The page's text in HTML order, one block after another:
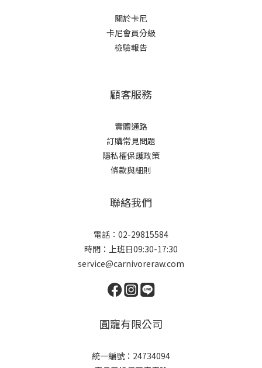
關於卡尼
卡尼會員分級
檢驗報告
顧客服務
實體通路
訂購常見問題
隱私權保護政策
條款與細則
聯絡我們
電話：02-29815584
時間：上班日09:30-17:30
service@carnivoreraw.com
圓寵有限公司
統一編號：24734094